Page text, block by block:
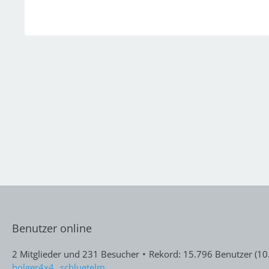
Benutzer online
2 Mitglieder und 231 Besucher Rekord: 15.796 Benutzer (